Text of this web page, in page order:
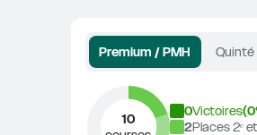
Premium / PMH Quinté
10
0Victoires(0
2Places 2ᵉ